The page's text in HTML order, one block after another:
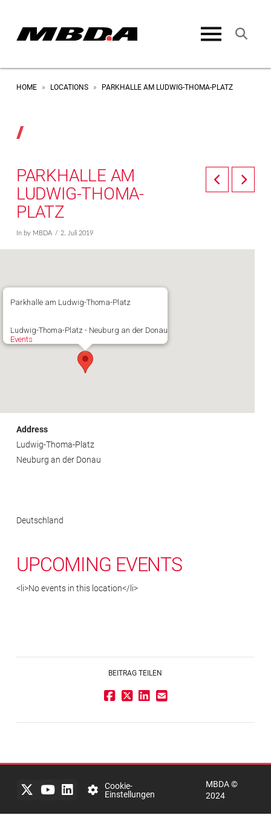
HOME » LOCATIONS » PARKHALLE AM LUDWIG-THOMA-PLATZ
PARKHALLE AM
LUDWIG-THOMA-
PLATZ
In by MBDA 2. Juli 2019
Parkhalle am Ludwig-Thoma-Platz
Ludwig-Thoma-Platz - Neuburg an der Donau
Events
Address
Ludwig-Thoma-Platz
Neuburg an der Donau
Deutschland
UPCOMING EVENTS
<li>No events in this location</li>
BEITRAG TEILEN
Datenschutzerklärung
Cookie-
Einstellungen
MBDA ©
2024